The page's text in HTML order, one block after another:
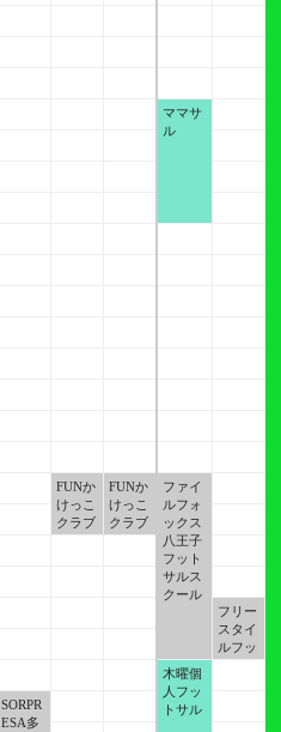
SORPR
ESA多
FUNか
けっこ
クラブ
FUNか
けっこ
クラブ
ママサ
ル
ファイ
ルフォ
ックス
八王子
フット
サルス
クール
木曜個
人フッ
トサル
フリー
スタイ
ルフッ